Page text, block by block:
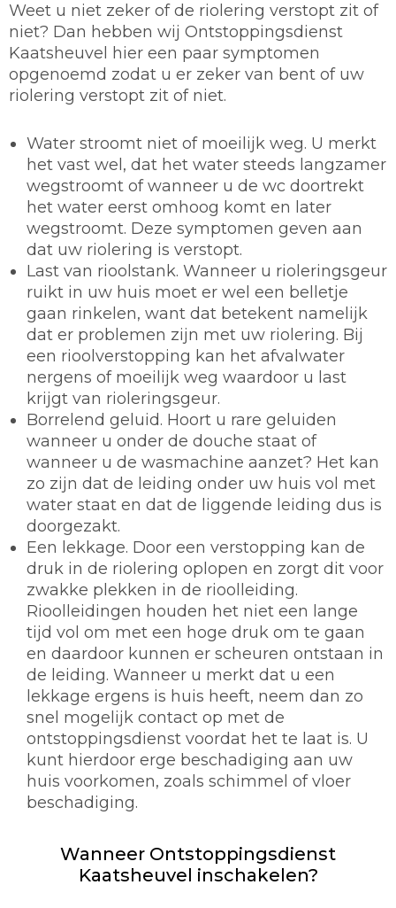
Weet u niet zeker of de riolering verstopt zit of
niet? Dan hebben wij Ontstoppingsdienst
Kaatsheuvel hier een paar symptomen
opgenoemd zodat u er zeker van bent of uw
riolering verstopt zit of niet.
Water stroomt niet of moeilijk weg. U merkt
het vast wel, dat het water steeds langzamer
wegstroomt of wanneer u de wc doortrekt
het water eerst omhoog komt en later
wegstroomt. Deze symptomen geven aan
dat uw riolering is verstopt.
Last van rioolstank. Wanneer u rioleringsgeur
ruikt in uw huis moet er wel een belletje
gaan rinkelen, want dat betekent namelijk
dat er problemen zijn met uw riolering. Bij
een rioolverstopping kan het afvalwater
nergens of moeilijk weg waardoor u last
krijgt van rioleringsgeur.
Borrelend geluid. Hoort u rare geluiden
wanneer u onder de douche staat of
wanneer u de wasmachine aanzet? Het kan
zo zijn dat de leiding onder uw huis vol met
water staat en dat de liggende leiding dus is
doorgezakt.
Een lekkage. Door een verstopping kan de
druk in de riolering oplopen en zorgt dit voor
zwakke plekken in de rioolleiding.
Rioolleidingen houden het niet een lange
tijd vol om met een hoge druk om te gaan
en daardoor kunnen er scheuren ontstaan in
de leiding. Wanneer u merkt dat u een
lekkage ergens is huis heeft, neem dan zo
snel mogelijk contact op met de
ontstoppingsdienst voordat het te laat is. U
kunt hierdoor erge beschadiging aan uw
huis voorkomen, zoals schimmel of vloer
beschadiging.
Wanneer Ontstoppingsdienst
Kaatsheuvel inschakelen?